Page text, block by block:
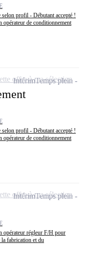
profil - Débutant accepté !
opérateur de conditionnement
profil - Débutant accepté !
opérateur de conditionnement
IntérimTemps plein
offre à ma sélection
opérateur régleur F/H pour
fabrication et du
IntérimTemps plein
offre à ma sélection